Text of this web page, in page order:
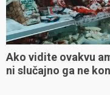
Ako vidite ovakvu
ni slučajno ga ne